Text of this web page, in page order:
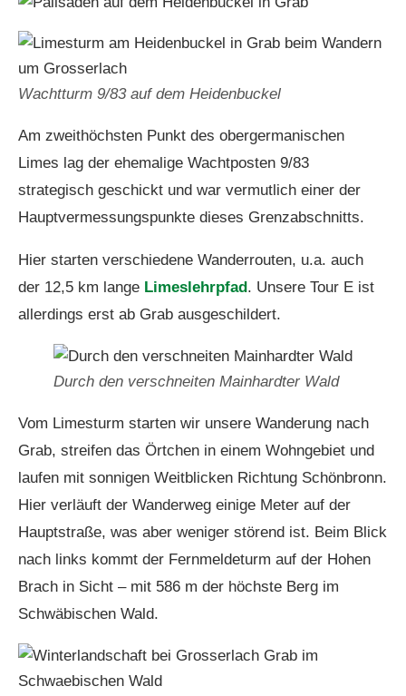
Wachtturm 9/83 auf dem Heidenbuckel
Am zweithöchsten Punkt des obergermanischen
Limes lag der ehemalige Wachtposten 9/83
strategisch geschickt und war vermutlich einer der
Hauptvermessungspunkte dieses Grenzabschnitts.
Hier starten verschiedene Wanderrouten, u.a. auch
der 12,5 km lange Limeslehrpfad. Unsere Tour E ist
allerdings erst ab Grab ausgeschildert.
Durch den verschneiten Mainhardter Wald
Vom Limesturm starten wir unsere Wanderung nach
Grab, streifen das Örtchen in einem Wohngebiet und
laufen mit sonnigen Weitblicken Richtung Schönbronn.
Hier verläuft der Wanderweg einige Meter auf der
Hauptstraße, was aber weniger störend ist. Beim Blick
nach links kommt der Fernmeldeturm auf der Hohen
Brach in Sicht – mit 586 m der höchste Berg im
Schwäbischen Wald.